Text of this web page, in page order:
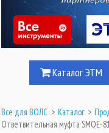
Каталог ЭТМ
Все для ВОЛС > Каталог >
Ответвительная муфта SMOE-